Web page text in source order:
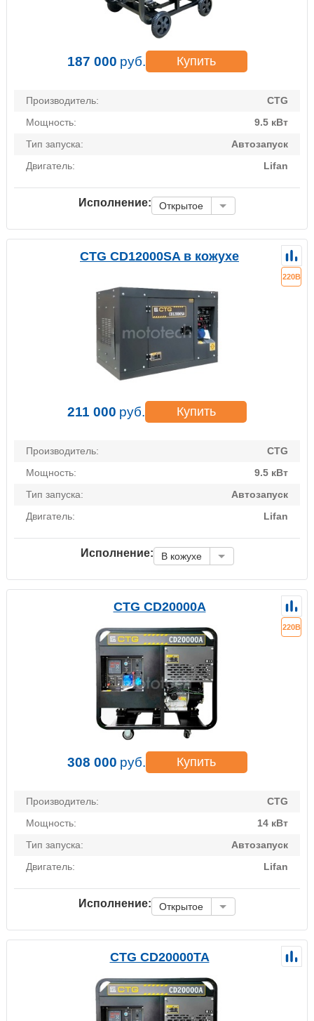
187 000 руб. Купить
Производитель:
CTG
Мощность:
9.5 кВт
Тип запуска:
Автозапуск
Двигатель:
Lifan
Исполнение: Открытое
CTG CD12000SA в кожухе
220В
211 000 руб. Купить
Производитель:
CTG
Мощность:
9.5 кВт
Тип запуска:
Автозапуск
Двигатель:
Lifan
Исполнение: В кожухе
CTG CD20000A
220В
308 000 руб. Купить
Производитель:
CTG
Мощность:
14 кВт
Тип запуска:
Автозапуск
Двигатель:
Lifan
Исполнение: Открытое
CTG CD20000TA